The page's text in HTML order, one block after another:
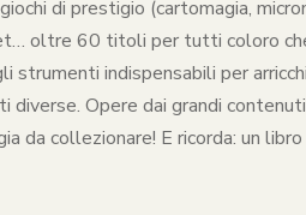
di prestigio (cartomagia,
oltre 60 titoli per tutti coloro
indispensabili per
diverse. Opere dai grandi
collezionare! E ricorda: un libro